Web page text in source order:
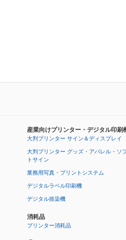
産業向けプリンター・デジタル印刷
大判プリンター サイン＆ディスプレイ
大判プリンター グッズ・アパレル・ソ
トサイン
業務用写真・プリントシステム
デジタルラベル印刷機
デジタル捺染機
消耗品
プリンター消耗品